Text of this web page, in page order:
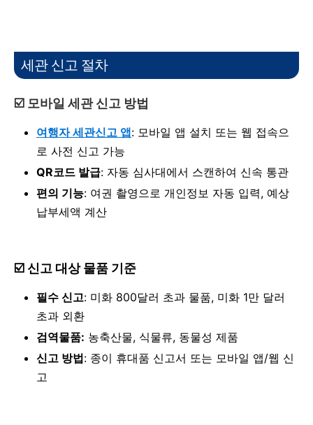
세관 신고 절차
☑️ 모바일 세관 신고 방법
여행자 세관신고 앱: 모바일 앱 설치 또는 웹 접속으
로 사전 신고 가능
QR코드 발급: 자동 심사대에서 스캔하여 신속 통관
편의 기능: 여권 촬영으로 개인정보 자동 입력, 예상
납부세액 계산
☑️ 신고 대상 물품 기준
필수 신고: 미화 800달러 초과 물품, 미화 1만 달러
초과 외환
검역물품: 농축산물, 식물류, 동물성 제품
신고 방법: 종이 휴대품 신고서 또는 모바일 앱/웹 신
고